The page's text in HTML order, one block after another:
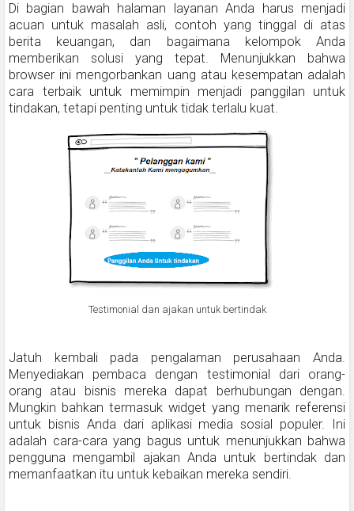
Di bagian bawah halaman layanan Anda harus menjadi
acuan untuk masalah asli, contoh yang tinggal di atas
berita keuangan, dan bagaimana kelompok Anda
memberikan solusi yang tepat. Menunjukkan bahwa
browser ini mengorbankan uang atau kesempatan adalah
cara terbaik untuk memimpin menjadi panggilan untuk
tindakan, tetapi penting untuk tidak terlalu kuat.
Testimonial dan ajakan untuk bertindak
Jatuh kembali pada pengalaman perusahaan Anda.
Menyediakan pembaca dengan testimonial dari orang-
orang atau bisnis mereka dapat berhubungan dengan.
Mungkin bahkan termasuk widget yang menarik referensi
untuk bisnis Anda dari aplikasi media sosial populer. Ini
adalah cara-cara yang bagus untuk menunjukkan bahwa
pengguna mengambil ajakan Anda untuk bertindak dan
memanfaatkan itu untuk kebaikan mereka sendiri.